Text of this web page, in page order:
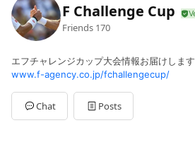
F Challenge Cup
Friends 170
エフチャレンジカップ大会情報お届けします
www.f-agency.co.jp/fchallengecup/
Chat Posts